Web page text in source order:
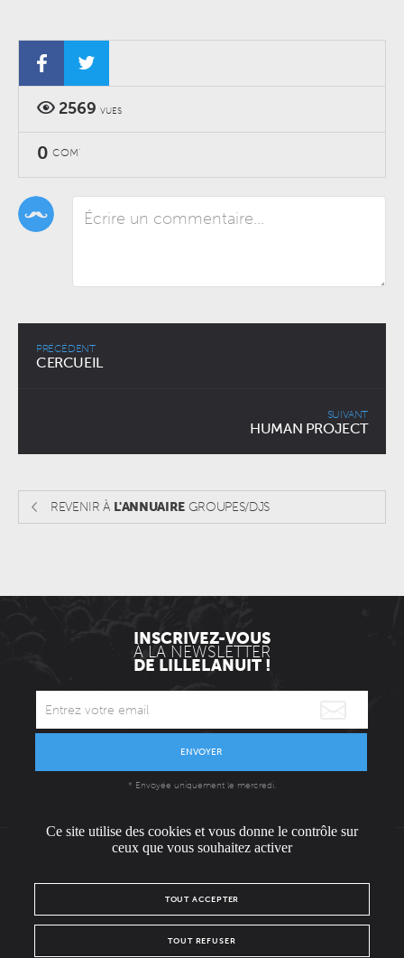
2569 VUES
0 COM'
PRÉCÉDENT
CERCUEIL
SUIVANT
HUMAN PROJECT
REVENIR À L'ANNUAIRE GROUPES/DJS
INSCRIVEZ-VOUS
À LA NEWSLETTER
DE LILLELANUIT !
ENVOYER
* Envoyée uniquement le mercredi.
L'ÉQUIPE
POLITIQUE DE CONFIDENTIALITÉ
Ce site utilise des cookies et vous donne le contrôle sur
ceux que vous souhaitez activer
TOUT ACCEPTER
TOUT REFUSER